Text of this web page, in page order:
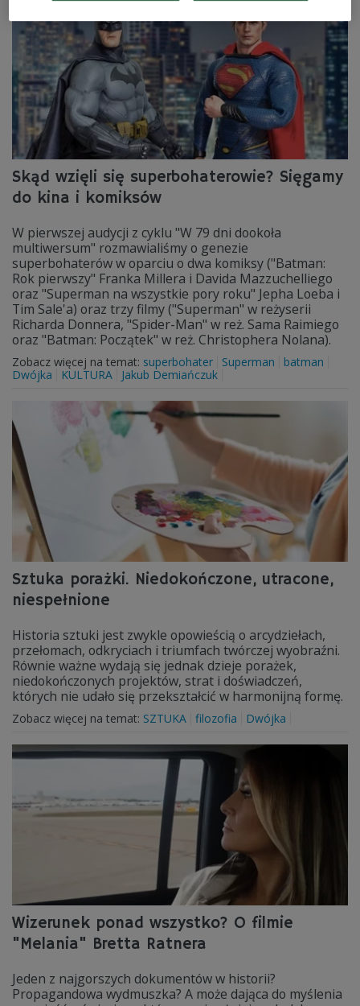
Skąd wzięli się superbohaterowie? Sięgamy
do kina i komiksów
W pierwszej audycji z cyklu "W 79 dni dookoła
multiwersum" rozmawialiśmy o genezie
superbohaterów w oparciu o dwa komiksy ("Batman:
Rok pierwszy" Franka Millera i Davida Mazzuchelliego
oraz "Superman na wszystkie pory roku" Jepha Loeba i
Tim Sale'a) oraz trzy filmy ("Superman" w reżyserii
Richarda Donnera, "Spider-Man" w reż. Sama Raimiego
oraz "Batman: Początek" w reż. Christophera Nolana).
Zobacz więcej na temat: superbohater Superman
batman
Dwójka
KULTURA Jakub Demiańczuk
Sztuka porażki. Niedokończone, utracone,
niespełnione
Historia sztuki jest zwykle opowieścią o arcydziełach,
przełomach, odkryciach i triumfach twórczej wyobraźni.
Równie ważne wydają się jednak dzieje porażek,
niedokończonych projektów, strat i doświadczeń,
których nie udało się przekształcić w harmonijną formę.
Zobacz więcej na temat: SZTUKA filozofia Dwójka
Wizerunek ponad wszystko? O filmie
"Melania" Bretta Ratnera
Jeden z najgorszych dokumentów w historii?
Propagandowa wydmuszka? A może dająca do myślenia